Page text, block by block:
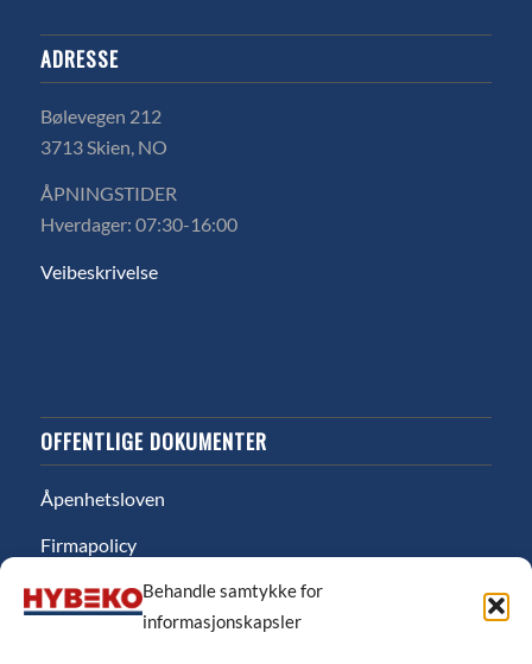
Behandle samtykke for
informasjonskapsler
ADRESSE
Bølevegen 212
3713 Skien, NO
ÅPNINGSTIDER
Hverdager: 07:30-16:00
Veibeskrivelse
OFFENTLIGE DOKUMENTER
Åpenhetsloven
Firmapolicy
Miljø
Likestillingsredgjørelse